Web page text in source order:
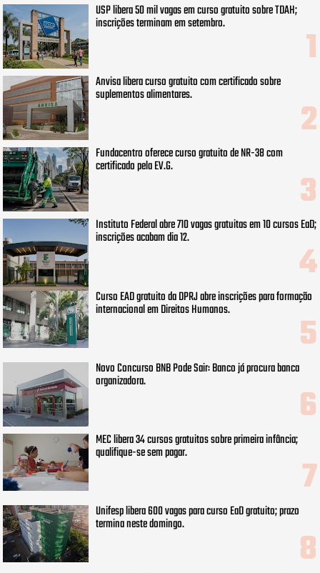
USP libera 50 mil vagas em curso gratuito sobre TDAH;
inscrições terminam em setembro.
Anvisa libera curso gratuito com certificado sobre
suplementos alimentares.
Fundacentro oferece curso gratuito de NR-38 com
certificado pela EV.G.
Instituto Federal abre 710 vagas gratuitas em 10 cursos EaD;
inscrições acabam dia 12.
Curso EAD gratuito da DPRJ abre inscrições para formação
internacional em Direitos Humanos.
Novo Concurso BNB Pode Sair: Banco já procura banca
organizadora.
MEC libera 34 cursos gratuitos sobre primeira infância;
qualifique-se sem pagar.
Unifesp libera 600 vagas para curso EaD gratuito; prazo
termina neste domingo.